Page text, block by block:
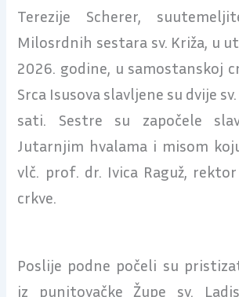
Terezije Scherer,
Milosrdnih sestara sv. Križa, u
2026. godine, u samostanskoj
Srca Isusova slavljene su dvije sv.
sati. Sestre su započele
Jutarnjim hvalama i misom
vlč. prof. dr. Ivica Raguž,
crkve.
Poslije podne počeli su
iz punitovačke Župe sv.